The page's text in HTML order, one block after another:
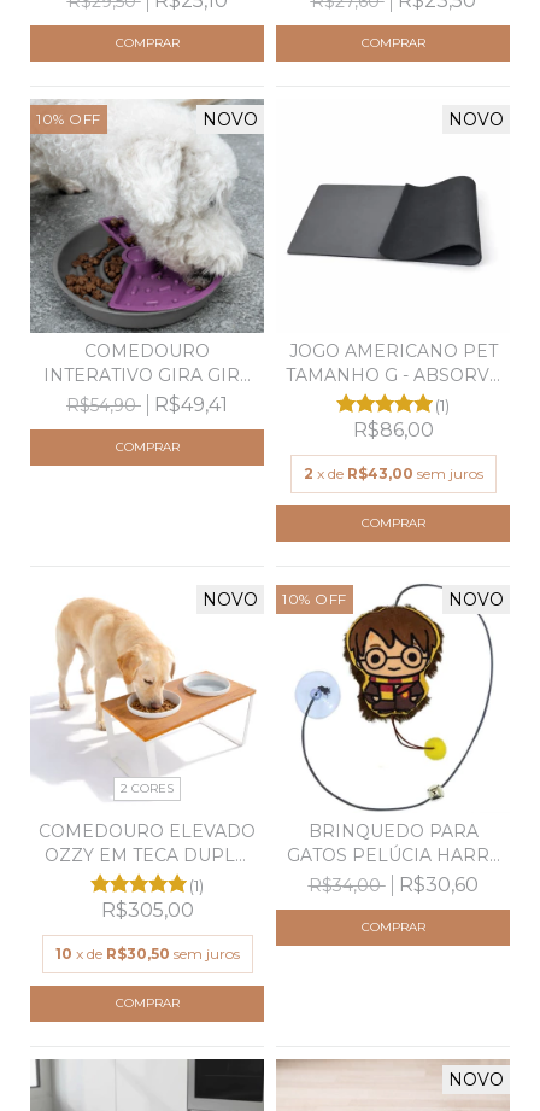
10% OFF NOVO
COMEDOURO
INTERATIVO GIRA GIRA
ROXO - PE...
R$54,90 R$49,41
NOVO
JOGO AMERICANO PET
TAMANHO G - ABSORVE
Á...
(1)
R$86,00
2 x de R$43,00 sem juros
COMPRAR
NOVO
2 CORES
COMEDOURO ELEVADO
OZZY EM TECA DUPLO
GG
(1)
R$305,00
10 x de R$30,50 sem juros
COMPRAR
10% OFF NOVO
BRINQUEDO PARA
GATOS PELÚCIA HARRY
POTTE...
R$34,00 R$30,60
NOVO